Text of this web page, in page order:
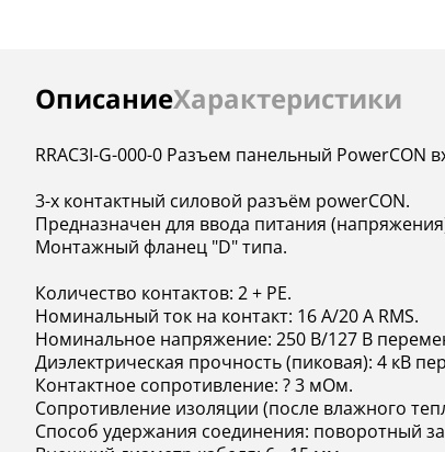
ОписаниеХарактеристики
Инструкции
RRAC3I-G-000-0 Разъем панельный PowerCON
3-х контактный силовой разъём powerCON.
Предназначен для ввода питания
Монтажный фланец "D" типа.
Количество контактов: 2 + PE.
Номинальный ток на контакт: 16 А/20 А RMS.
Номинальное напряжение: 250 В/127 В
Диэлектрическая прочность (пиковая): 4 кВ
Контактное сопротивление: ? 3 мОм.
Сопротивление изоляции (после влажного
Способ удержания соединения: поворотный